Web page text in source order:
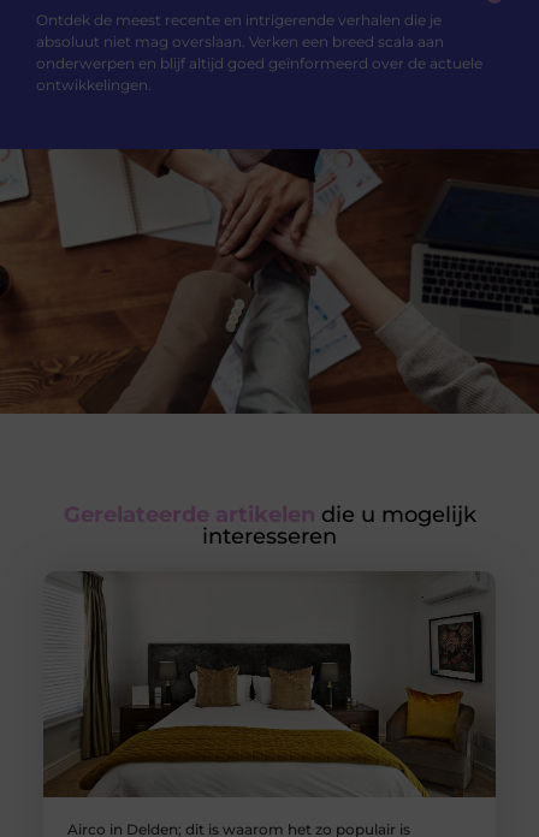
Ontdek de meest recente en intrigerende verhalen die je
absoluut niet mag overslaan. Verken een breed scala aan
onderwerpen en blijf altijd goed geïnformeerd over de actuele
ontwikkelingen.
Gerelateerde artikelen die u mogelijk
interesseren
Airco in Delden; dit is waarom het zo populair is